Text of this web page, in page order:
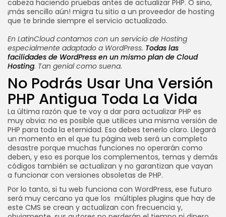
cabeza haciendo pruebas antes de actualizar PHP. O sino,
¡más sencillo aún! migra tu sitio a un proveedor de hosting
que te brinde siempre el servicio actualizado.
En LatinCloud contamos con un servicio de Hosting
especialmente adaptado a WordPress. Todas las
facilidades de WordPress en un mismo plan de Cloud
Hosting. Tan genial como suena.
No Podrás Usar Una Versión
PHP Antigua Toda La Vida
La última razón que te voy a dar para actualizar PHP es
muy obvia: no es posible que utilices una misma versión de
PHP para toda la eternidad. Eso debes tenerlo claro. Llegará
un momento en el que tu página web será un completo
desastre porque muchas funciones no operarán como
deben, y eso es porque los complementos, temas y demás
códigos también se actualizan y no garantizan que vayan
a funcionar con versiones obsoletas de PHP.
Por lo tanto, si tu web funciona con WordPress, ese futuro
será muy cercano ya que los múltiples plugins que hay de
este CMS se crean y actualizan con frecuencia y,